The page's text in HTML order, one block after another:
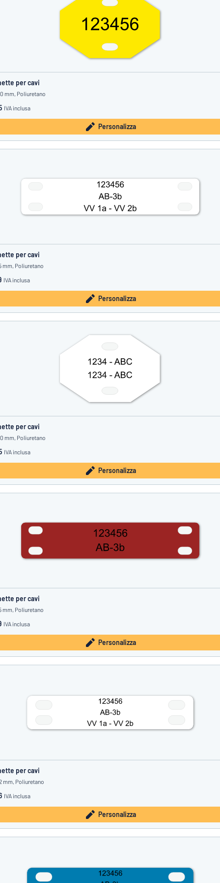
per cavi
mm, Poliuretano
IVA inclusa
Personalizza
per cavi
mm, Poliuretano
IVA inclusa
Personalizza
per cavi
mm, Poliuretano
IVA inclusa
Personalizza
per cavi
mm, Poliuretano
IVA inclusa
Personalizza
per cavi
mm, Poliuretano
IVA inclusa
Personalizza